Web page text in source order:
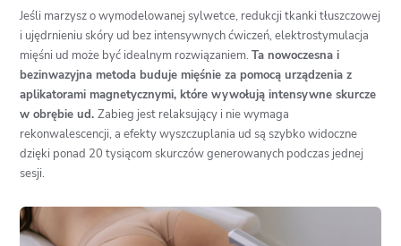
Jeśli marzysz o wymodelowanej sylwetce, redukcji tkanki tłuszczowej
i ujędrnieniu skóry ud bez intensywnych ćwiczeń, elektrostymulacja
mięśni ud może być idealnym rozwiązaniem.Ta nowoczesna i
bezinwazyjna metoda buduje mięśnie za pomocą urządzenia z
aplikatorami magnetycznymi, które wywołują intensywne skurcze
w obrębie ud.Zabieg jest relaksujący i nie wymaga
rekonwalescencji, a efekty wyszczuplania ud są szybko widoczne
dzięki ponad 20 tysiącom skurczów generowanych podczas jednej
sesji.